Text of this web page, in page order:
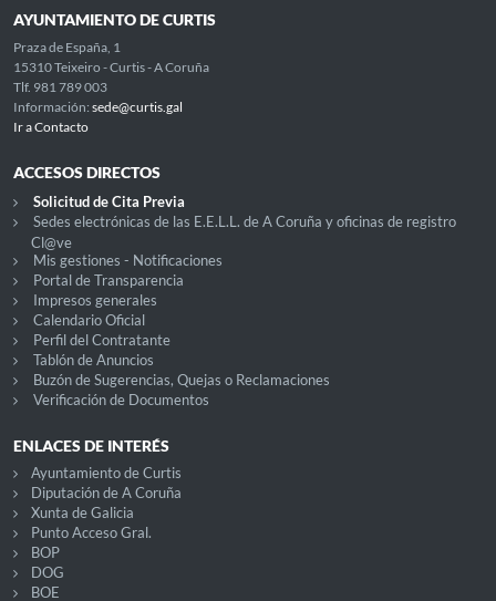
AYUNTAMIENTO DE CURTIS
Praza de España, 1
15310 Teixeiro - Curtis - A Coruña
Tlf. 981 789 003
Información: sede@curtis.gal
Ir a Contacto
ACCESOS DIRECTOS
Solicitud de Cita Previa
Sedes electrónicas de las E.E.L.L. de A Coruña y oficinas de registro
Cl@ve
Mis gestiones - Notificaciones
Portal de Transparencia
Impresos generales
Calendario Oficial
Perfil del Contratante
Tablón de Anuncios
Buzón de Sugerencias, Quejas o Reclamaciones
Verificación de Documentos
ENLACES DE INTERÉS
Ayuntamiento de Curtis
Diputación de A Coruña
Xunta de Galicia
Punto Acceso Gral.
BOP
DOG
BOE